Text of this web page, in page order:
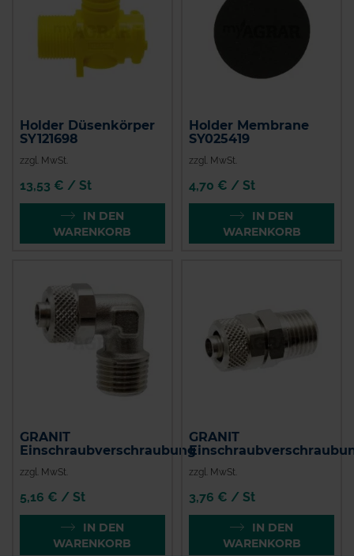
Holder Düsenkörper
SY121698
zzgl. MwSt.
13,53 € / St
IN DEN
WARENKORB
Holder Membrane
SY025419
zzgl. MwSt.
4,70 € / St
IN DEN
WARENKORB
GRANIT
Einschraubverschraubung
zzgl. MwSt.
5,16 € / St
IN DEN
WARENKORB
GRANIT
zzgl. MwSt.
3,76 € / St
IN DEN
WARENKORB